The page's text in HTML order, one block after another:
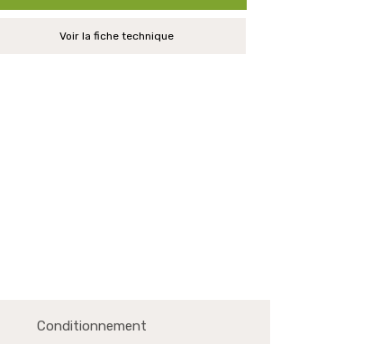
Voir la fiche technique
Conditionnement